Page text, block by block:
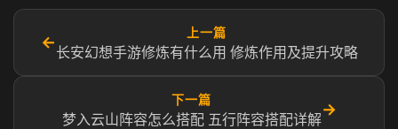
←
上一篇
长安幻想手游修炼有什么用 修炼作用及提升攻略
下一篇
梦入云山阵容怎么搭配 五行阵容搭配详解
→